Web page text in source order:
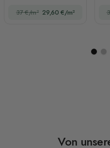
STIL 3
37 €/m² 29,60 €/m²
Von